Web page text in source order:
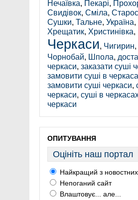
Нечаївка, Пекарі,
Свидівок, Сміла,
Сушки, Тальне, Україна,
Хрещатик, Христинівка,
Черкаси, Чигирин,
Чорнобай, Шпола,
черкаси, заказати суші
замовити суші в
замовити суші черкаси,
черкаси, суші в
черкаси
ОПИТУВАННЯ
Оцініть наш портал
Найкращий з новостних
Непоганий сайт
Влаштовує... але...